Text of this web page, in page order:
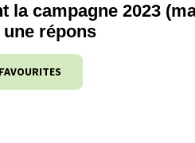
la campagne 2023
répons